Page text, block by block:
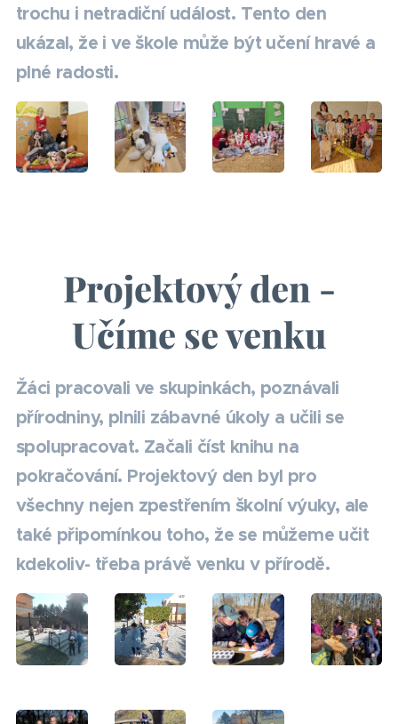
trochu i netradiční událost. Tento den
ukázal, že i ve škole může být učení hravé a
plné radosti.
Projektový den -
Učíme se venku
Žáci pracovali ve skupinkách, poznávali
přírodniny, plnili zábavné úkoly a učili se
spolupracovat. Začali číst knihu na
pokračování. Projektový den byl pro
všechny nejen zpestřením školní výuky, ale
také připomínkou toho, že se můžeme učit
kdekoliv- třeba právě venku v přírodě.